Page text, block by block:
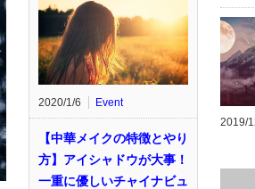
2020/1/6 Event
【中華メイクの特徴とやり
方】アイシャドウが大事！
一重に優しいチャイナビュ
2019/